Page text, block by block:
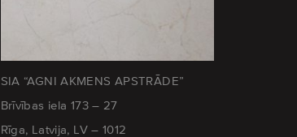
SIA “AGNI AKMENS APSTRĀDE”
Brīvības iela 173 – 27
Rīga, Latvija, LV – 1012